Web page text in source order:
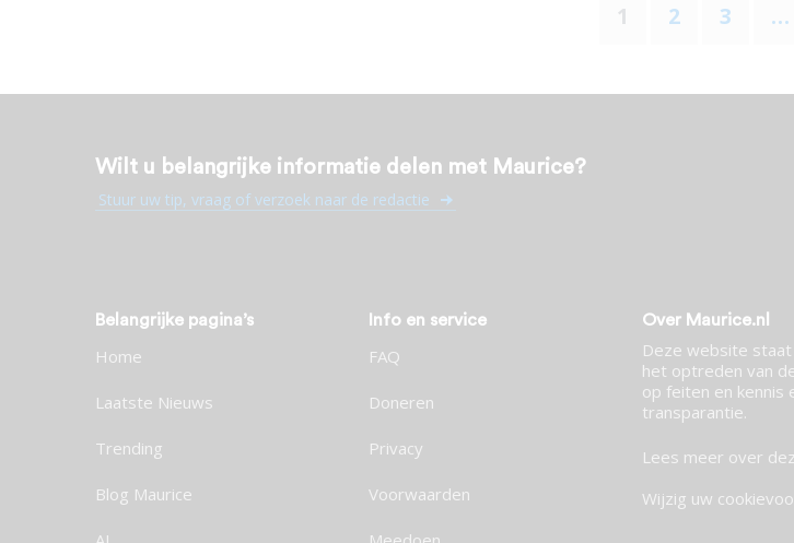
1 2 3 …
Wilt u belangrijke informatie delen met Maurice?
Stuur uw tip, vraag of verzoek naar de redactie
Belangrijke pagina’s
Home
Laatste Nieuws
Trending
Blog Maurice
Info en service
FAQ
Doneren
Privacy
Voorwaarden
Over Maurice.nl
Deze website
het optreden van
op feiten en kennis
transparantie.
Lees meer over
Wijzig uw